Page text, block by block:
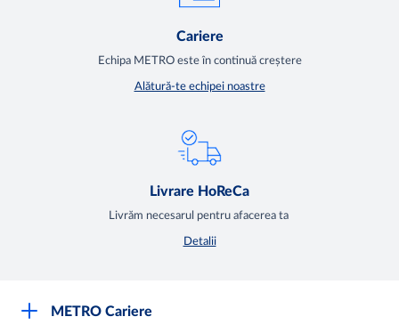
Cariere
Echipa METRO este în continuă creștere
Alătură-te echipei noastre
Livrare HoReCa
Livrăm necesarul pentru afacerea ta
Detalii
METRO Cariere